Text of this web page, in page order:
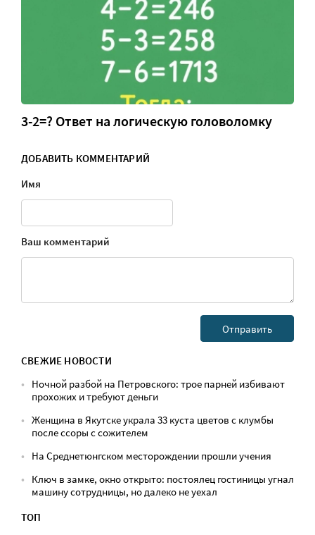
3-2=? Ответ на логическую головоломку
ДОБАВИТЬ КОММЕНТАРИЙ
Имя
Ваш комментарий
СВЕЖИЕ НОВОСТИ
Ночной разбой на Петровского: трое парней избивают
прохожих и требуют деньги
Женщина в Якутске украла 33 куста цветов с клумбы
после ссоры с сожителем
На Среднетюнгском месторождении прошли учения
Ключ в замке, окно открыто: постоялец гостиницы угнал
машину сотрудницы, но далеко не уехал
ТОП